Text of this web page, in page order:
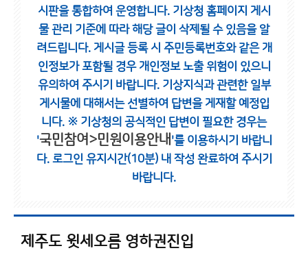
시판을 통합하여 운영합니다. 기상청 홈페이지 게시
물 관리 기준에 따라 해당 글이 삭제될 수 있음을 알
려드립니다. 게시글 등록 시 주민등록번호와 같은 개
인정보가 포함될 경우 개인정보 노출 위험이 있으니
유의하여 주시기 바랍니다. 기상지식과 관련한 일부
게시물에 대해서는 선별하여 답변을 게재할 예정입
니다. ※ 기상청의 공식적인 답변이 필요한 경우는
'국민참여>민원이용안내 '를 이용하시기 바랍니
다. 로그인 유지시간(10분) 내 작성 완료하여 주시기
바랍니다.
제주도 윗세오름 영하권진입